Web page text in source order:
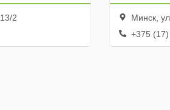
района
2
Минск,
+375 (17)